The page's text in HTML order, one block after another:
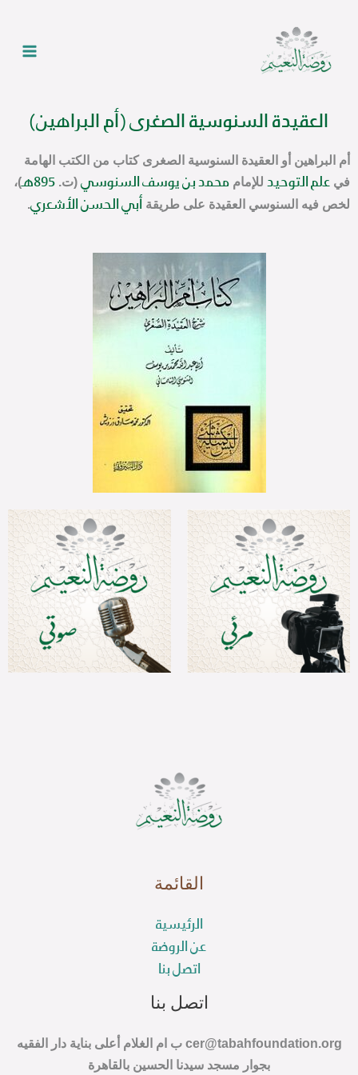
المحتوى
العقيدة السنوسية الصغرى (أم البراهين)
أم البراهين أو العقيدة السنوسية الصغرى كتاب من الكتب الهامة
في علم التوحيد للإمام محمد بن يوسف السنوسي (ت. 895هـ
)،
لخص فيه السنوسي العقيدة على طريقة أبي الحسن الأشعري.
القائمة
الرئيسية
عن الروضة
اتصل بنا
اتصل بنا
cer@tabahfoundation.org ب ام الغلام أعلى بناية دار الفقيه
بجوار مسجد سيدنا الحسين بالقاهرة